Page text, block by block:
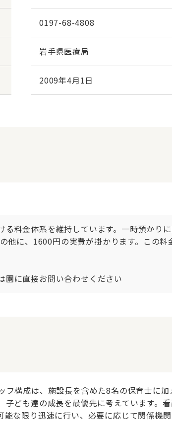
0197-68-4808
岩手県医療局
2009年4月1日
料金体系を維持しています。一時預かり
他に、1600円の実費が掛かります。この
に直接お問い合わせください
フ構成は、施設長を含めた8名の保育士に
子ども達の成長を最優先に考えています。
な限り迅速に行い、必要に応じて関係機